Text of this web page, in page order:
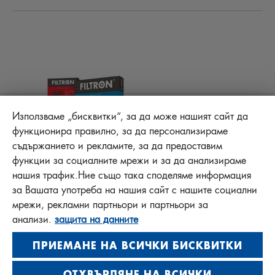
ФАЙЛОВЕ ЗА ИЗТЕГЛЯНЕ
FAQ
MANN+HUMMEL FT Poland
Sp. z o. o. Sp. k.
ul. Wrocławska 145, 63-800 GOSTYŃ, POLAND
Privacy Statement
Imprint
Използваме „бисквитки“, за да може нашият сайт да
функционира правилно, за да персонализираме
съдържанието и рекламите, за да предоставим
функции за социалните мрежи и за да анализираме
нашия трафик.Ние също така споделяме информация
за Вашата употреба на нашия сайт с нашите социални
мрежи, рекламни партньори и партньори за
анализи. защита на данните
ПРИЕМАНЕ НА ВСИЧКИ БИСКВИТКИ